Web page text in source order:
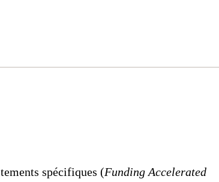
spécifiques (Funding Accelerated